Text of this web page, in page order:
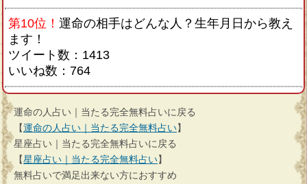
第10位！ 運命の相手はどんな人？生年月日から教え
ます！
ツイート数：1413
いいね数：764
運命の人占い｜当たる完全無料占いに戻る
【運命の人占い｜当たる完全無料占い】
星座占い｜当たる完全無料占いに戻る
【星座占い｜当たる完全無料占い】
無料占いで満足出来ない方におすすめ